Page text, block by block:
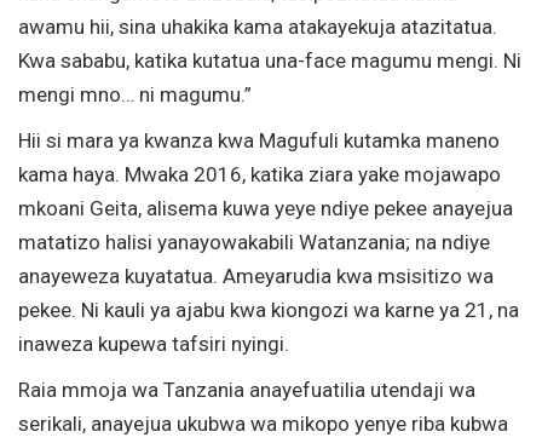
awamu hii, sina uhakika kama atakayekuja atazitatua.
Kwa sababu, katika kutatua una-face magumu mengi. Ni
mengi mno… ni magumu.”
Hii si mara ya kwanza kwa Magufuli kutamka maneno
kama haya. Mwaka 2016, katika ziara yake mojawapo
mkoani Geita, alisema kuwa yeye ndiye pekee anayejua
matatizo halisi yanayowakabili Watanzania; na ndiye
anayeweza kuyatatua. Ameyarudia kwa msisitizo wa
pekee. Ni kauli ya ajabu kwa kiongozi wa karne ya 21, na
inaweza kupewa tafsiri nyingi.
Raia mmoja wa Tanzania anayefuatilia utendaji wa
serikali, anayejua ukubwa wa mikopo yenye riba kubwa